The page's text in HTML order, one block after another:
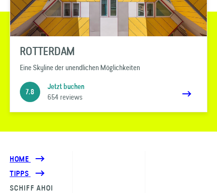
ROTTERDAM
Eine Skyline der unendlichen Möglichkeiten
7.8
Jetzt buchen
654 reviews
HOME
TIPPS
SCHIFF AHOI